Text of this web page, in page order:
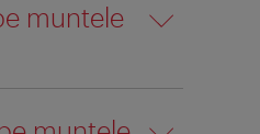
muntele